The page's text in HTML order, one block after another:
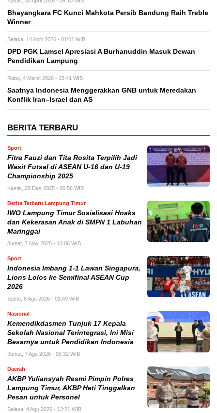
Bhayangkara FC Kunci Mahkota Persib Bandung Raih Treble
Winner
Selasa, 14 April 2026 - 01:01 WIB
DPD PGK Lamsel Apresiasi A Burhanuddin Masuk Dewan
Pendidikan Lampung
Rabu, 4 Maret 2026 - 15:41 WIB
Saatnya Indonesia Menggerakkan GNB untuk Meredakan
Konflik Iran–Israel dan AS
BERITA TERBARU
Sport
Fitra Fauzi dan Tita Rosita Terpilih Jadi
Wasit Futsal di ASEAN U-16 dan U-19
Championship 2025
Kamis, 25 Des 2025 - 00:56 WIB
Berita Terbaru Lampung Timur
IWO Lampung Timur Sosialisasi Hoaks
dan Kekerasan Anak di SMPN 1 Labuhan
Maringgai
Jumat, 7 Nov 2025 - 13:06 WIB
Sport
Indonesia Imbang 1-1 Lawan Singapura,
Lions Lolos ke Semifinal ASEAN Cup
2026
Sabtu, 8 Agu 2026 - 01:49 WIB
Nasional
Kemendikdasmen Tunjuk 17 Kepala
Sekolah Nasional Terintegrasi, Ini Misi
Besarnya untuk Pendidikan Indonesia
Jumat, 7 Agu 2026 - 09:32 WIB
Daerah
AKBP Yuliansyah Resmi Pimpin Polres
Lampung Timur, AKBP Heti Tinggalkan
Pesan untuk Personel
Selasa, 4 Agu 2026 - 12:21 WIB